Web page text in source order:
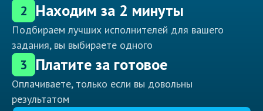
2 Находим за 2 минуты
Подбираем лучших исполнителей для вашего
задания, вы выбираете одного
3 Платите за готовое
Оплачиваете, только если вы довольны
результатом